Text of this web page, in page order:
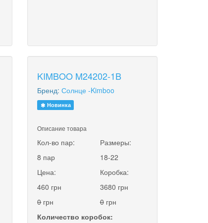
KIMBOO M24202-1B
Бренд:Солнце -Kimboo
Новинка
Описание товара
Кол-во пар:
8 пар
Размеры:
18-22
Цена:
460 грн
0грн
Коробка:
3680 грн
0грн
Количество коробок: